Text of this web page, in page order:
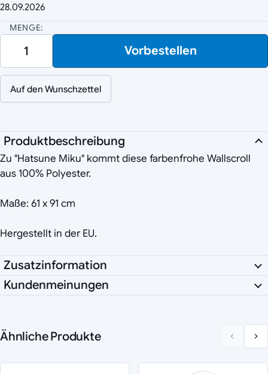
28.09.2026
MENGE:
Vorbestellen
Auf den Wunschzettel
Produktbeschreibung
Zu "Hatsune Miku" kommt diese farbenfrohe Wallscroll
aus 100% Polyester.
Maße: 61 x 91 cm
Hergestellt in der EU.
Zusatzinformation
Kundenmeinungen
Ähnliche Produkte